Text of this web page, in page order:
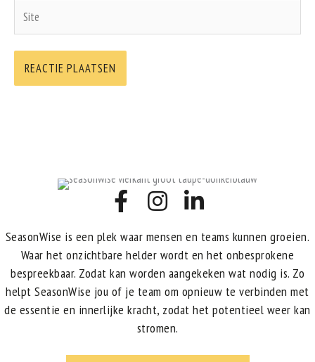
SeasonWise is een plek waar mensen en teams kunnen groeien.
Waar het onzichtbare helder wordt en het onbesprokene
bespreekbaar. Zodat kan worden aangekeken wat nodig is. Zo
helpt SeasonWise jou of je team om opnieuw te verbinden met
de essentie en innerlijke kracht, zodat het potentieel weer kan
stromen.